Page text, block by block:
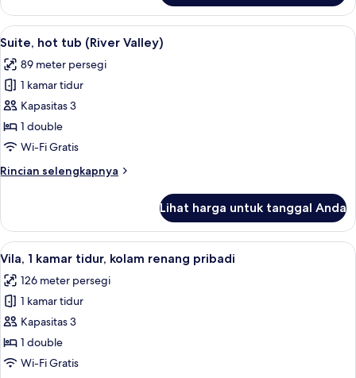
Jungle
Suite
with
Balcony
Lihat
semua
foto
untuk
Suite,
hot
tub
Valley)
Suite, hot tub (River Valley) | Seprai
5
Suite, hot tub (River Valley)
89 meter persegi
1 kamar tidur
Kapasitas 3
1 double
Wi-Fi Gratis
Rincian selengkapnya
Rincian
Suite,
hot
tub
Valley)
Lihat harga untuk tanggal Anda
Lihat
semua
foto
untuk
Vila,
1
kamar
Vila, 1 kamar tidur, kolam renang
7
Vila, 1 kamar tidur, kolam renang pribadi
126 meter persegi
1 kamar tidur
Kapasitas 3
1 double
Wi-Fi Gratis